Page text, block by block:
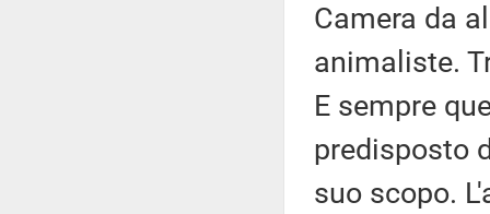
Camera da
animaliste.
E sempre
predisposto
suo scopo.